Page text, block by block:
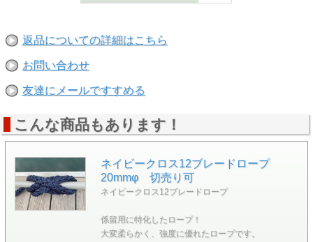
返品についての詳細はこちら
お問い合わせ
友達にメールですすめる
こんな商品もあります！
ネイビークロス12ブレードロープ
20mmφ 切売り可
ネイビークロス12ブレードロープ
係留用に特化したロープ！
大変柔らかく、強度に優れたロープです。